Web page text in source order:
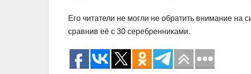
Его читатели не могли не обратить внимание на
сравнив её с 30 серебренниками.